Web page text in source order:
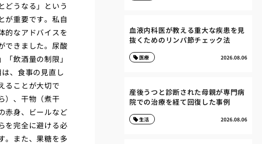
どうなる」という
が重要です。私自
的なアドバイスを
できました。尿酸
飲酒量の制限」
、食事の見直し
ることが大切で
）、干物（煮干
赤身、ビールなど
を完全に避ける必
。また、果糖を多
血液内科医が教える重大な疾患を見
抜くためのリンパ節チェック法
2026.08.06
医療
産後うつと診断された母親が専門病
院での治療を経て回復した事例
2026.08.06
生活